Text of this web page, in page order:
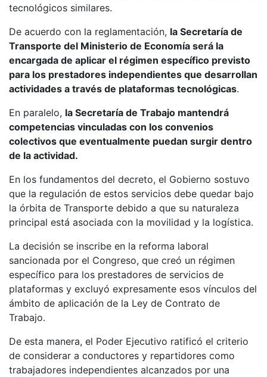
tecnológicos similares.
De acuerdo con la reglamentación, la Secretaría de
Transporte del Ministerio de Economía será la
encargada de aplicar el régimen específico previsto
para los prestadores independientes que desarrollan
actividades a través de plataformas tecnológicas.
En paralelo, la Secretaría de Trabajo mantendrá
competencias vinculadas con los convenios
colectivos que eventualmente puedan surgir dentro
de la actividad.
En los fundamentos del decreto, el Gobierno sostuvo
que la regulación de estos servicios debe quedar bajo
la órbita de Transporte debido a que su naturaleza
principal está asociada con la movilidad y la logística.
La decisión se inscribe en la reforma laboral
sancionada por el Congreso, que creó un régimen
específico para los prestadores de servicios de
plataformas y excluyó expresamente esos vínculos del
ámbito de aplicación de la Ley de Contrato de
Trabajo.
De esta manera, el Poder Ejecutivo ratificó el criterio
de considerar a conductores y repartidores como
trabajadores independientes alcanzados por una